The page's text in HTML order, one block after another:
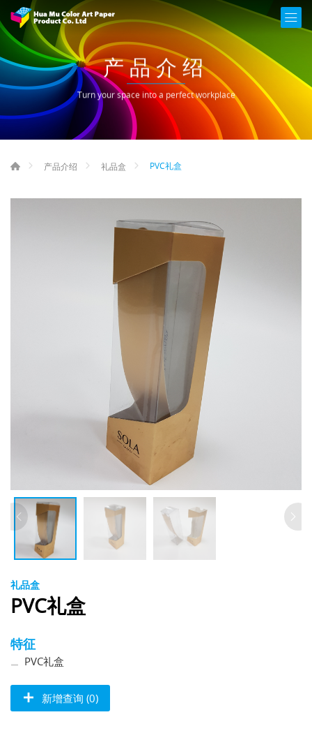
产品介绍
Turn your space into a perfect workplace
产品介绍 礼品盒 PVC礼盒
礼品盒
PVC礼盒
特征
PVC礼盒
新增查询 (0)